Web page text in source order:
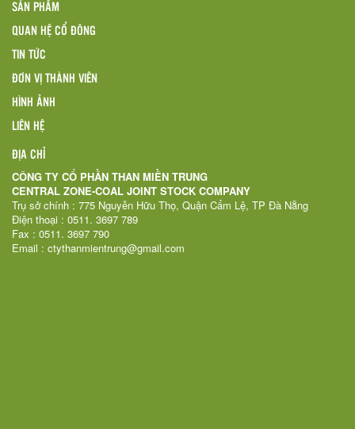
SẢN PHẨM
QUAN HỆ CỔ ĐÔNG
TIN TỨC
ĐƠN VỊ THÀNH VIÊN
HÌNH ẢNH
LIÊN HỆ
ĐỊA CHỈ
CÔNG TY CỔ PHẦN THAN MIỀN TRUNG
CENTRAL ZONE-COAL JOINT STOCK COMPANY
Trụ sở chính : 775 Nguyễn Hữu Thọ, Quận Cẩm Lệ, TP Đà Nẵng
Điện thoại : 0511. 3697 789
Fax : 0511. 3697 790
Email : ctythanmientrung@gmail.com